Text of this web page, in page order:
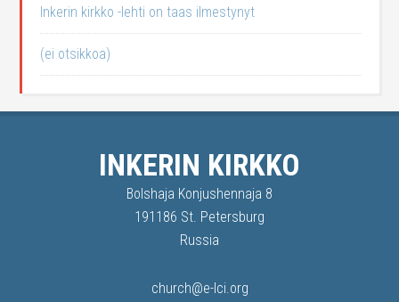
Inkerin kirkko -lehti on taas ilmestynyt
(ei otsikkoa)
INKERIN KIRKKO
Bolshaja Konjushennaja 8
191186 St. Petersburg
Russia
church@e-lci.org